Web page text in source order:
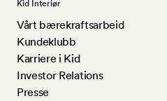
Kid Interiør
Vårt bærekraftsarbeid
Kundeklubb
Karriere i Kid
Investor Relations
Presse